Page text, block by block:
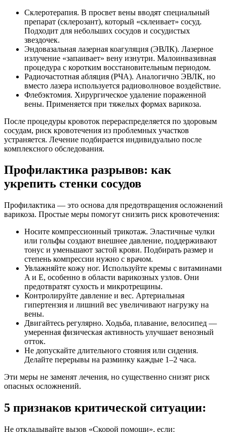
Склеротерапия. В просвет вены вводят специальный
препарат (склерозант), который «склеивает» сосуд.
Подходит для небольших сосудов и сосудистых
звездочек.
Эндовазальная лазерная коагуляция (ЭВЛК). Лазерное
излучение «запаивает» вену изнутри. Малоинвазивная
процедура с коротким восстановительным периодом.
Радиочастотная абляция (РЧА). Аналогично ЭВЛК, но
вместо лазера используется радиоволновое воздействие.
Флебэктомия. Хирургическое удаление пораженной
вены. Применяется при тяжелых формах варикоза.
После процедуры кровоток перераспределяется по здоровым
сосудам, риск кровотечения из проблемных участков
устраняется. Лечение подбирается индивидуально после
комплексного обследования.
Профилактика разрывов: как
укрепить стенки сосудов
Профилактика — это основа для предотвращения осложнений
варикоза. Простые меры помогут снизить риск кровотечения:
Носите компрессионный трикотаж. Эластичные чулки
или гольфы создают внешнее давление, поддерживают
тонус и уменьшают застой крови. Подбирать размер и
степень компрессии нужно с врачом.
Увлажняйте кожу ног. Используйте кремы с витаминами
A и E, особенно в области варикозных узлов. Они
предотвратят сухость и микротрещины.
Контролируйте давление и вес. Артериальная
гипертензия и лишний вес увеличивают нагрузку на
вены.
Двигайтесь регулярно. Ходьба, плавание, велосипед —
умеренная физическая активность улучшает венозный
отток.
Не допускайте длительного стояния или сидения.
Делайте перерывы на разминку каждые 1–2 часа.
Эти меры не заменят лечения, но существенно снизят риск
опасных осложнений.
5 признаков критической ситуации:
Не откладывайте вызов «Скорой помощи», если: